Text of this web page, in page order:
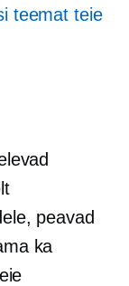
teemat teie
peavad
ka